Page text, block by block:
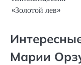
«Золотой лев»
Марии